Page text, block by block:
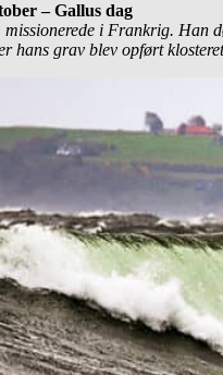
– Gallus dag
missionerede i Frankrig. Han
hans grav blev opført